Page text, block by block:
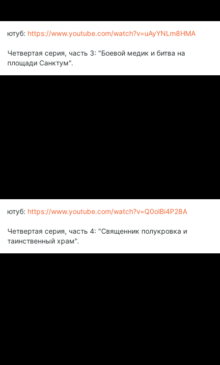
ютуб: https://www.youtube.com/watch?v=uAyYNLm8HMA
Четвертая серия, часть 3: "Боевой медик и битва на
площади Санктум".
ютуб: https://www.youtube.com/watch?v=Q0olBi4P28A
Четвертая серия, часть 4: "Священник полукровка и
таинственный храм".